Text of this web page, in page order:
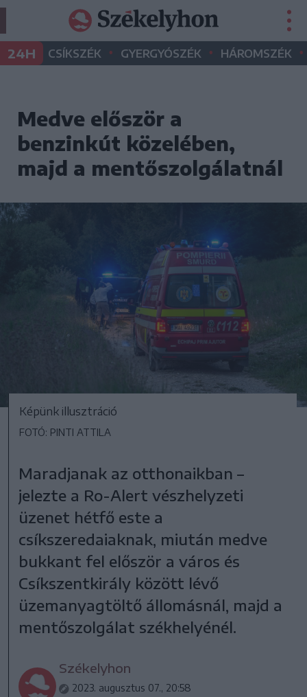
24H CSÍKSZÉK • GYERGYÓSZÉK • HÁROMSZÉK •
Medve először a
benzinkút közelében,
majd a mentőszolgálatnál
Képünk illusztráció
FOTÓ: PINTI ATTILA
Maradjanak az otthonaikban –
jelezte a Ro-Alert vészhelyzeti
üzenet hétfő este a
csíkszeredaiaknak, miután medve
bukkant fel először a város és
Csíkszentkirály között lévő
üzemanyagtöltő állomásnál, majd a
mentőszolgálat székhelyénél.
Székelyhon
2023. augusztus 07., 20:58